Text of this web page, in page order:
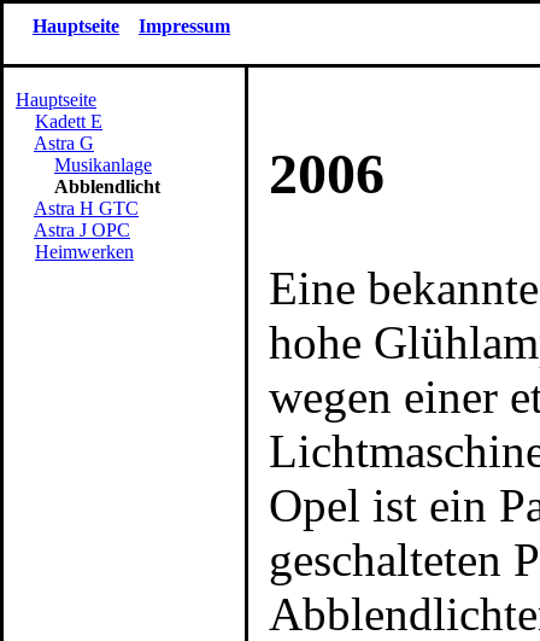
Hauptseite Impressum
Hauptseite
Kadett E
Astra G
Musikanlage
Abblendlicht
Astra H GTC
Astra J OPC
Heimwerken
2006
Eine
hohe
wegen einer
Opel ist ein
geschalteten